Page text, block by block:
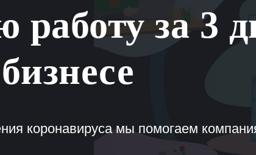
работу за 3
коронавируса мы помогаем